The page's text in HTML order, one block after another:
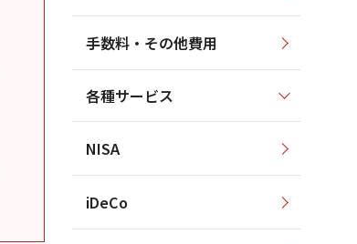
手数料・その他費用
各種サービス
NISA
iDeCo